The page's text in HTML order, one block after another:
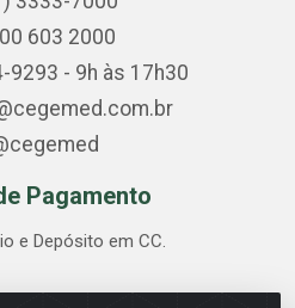
603 2000
9293 - 9h às 17h30
Pagamento
e Depósito em CC.